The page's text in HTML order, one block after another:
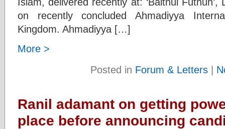
on recently concluded Ahmadiyya
Kingdom. Ahmadiyya […]
More >
Posted in Forum & Letters|
Ranil adamant on getting
place before announcing